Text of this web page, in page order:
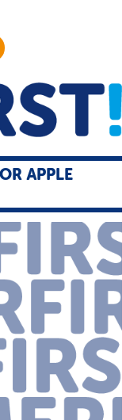
APPLE